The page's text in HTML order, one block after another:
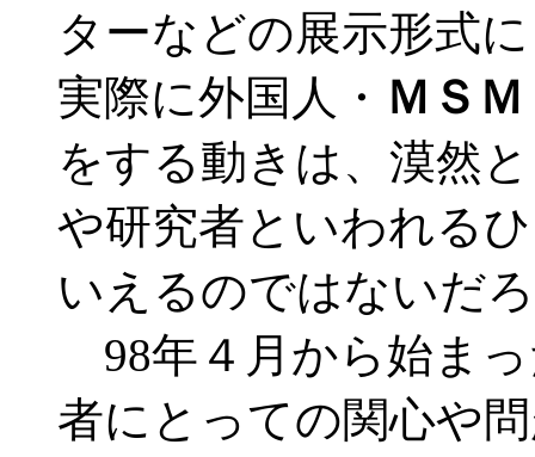
ターなどの展示形式
実際に外国人・ ＭＳ
をする動きは、漠然
や研究者といわれる
いえるのではないだ
98年４月から始ま
者にとっての関心や